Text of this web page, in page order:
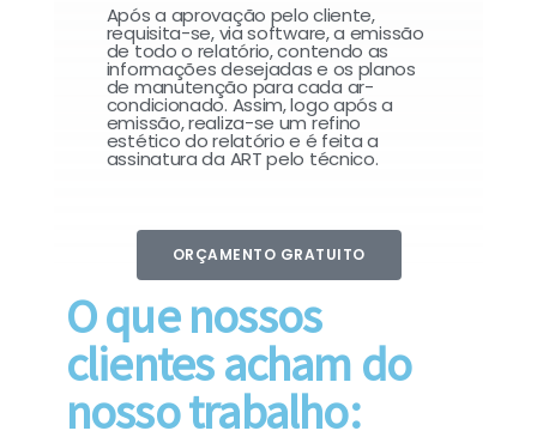
Após a aprovação pelo cliente,
requisita-se, via software, a emissão
de todo o relatório, contendo as
informações desejadas e os planos
de manutenção para cada ar-
condicionado. Assim, logo após a
emissão, realiza-se um refino
estético do relatório e é feita a
assinatura da ART pelo técnico.
ORÇAMENTO GRATUITO
O que nossos
clientes acham do
nosso trabalho: